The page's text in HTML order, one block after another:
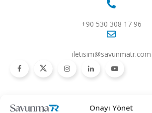
Onayı Yönet
+90 530 308 17 96
iletisim@savunmatr.com